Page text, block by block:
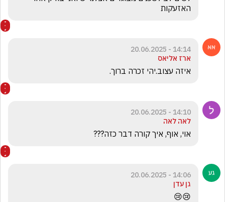
האזעקות
14:14 - 20.06.2025
ארז אליאס
איזה עצוב.יהי זכרה ברוך.
14:10 - 20.06.2025
לאה לאה
אוי, אוף, איך קורה דבר כזה???
14:06 - 20.06.2025
גן עדן
😢😢